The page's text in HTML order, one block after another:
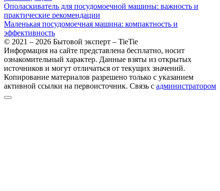
Ополаскиватель для посудомоечной машины: важность и
практические рекомендации
Маленькая посудомоечная машина: компактность и
эффективность
© 2021 – 2026 Бытовой эксперт – TieTie
Информация на сайте представлена бесплатно, носит
ознакомительный характер. Данные взяты из открытых
источников и могут отличаться от текущих значений.
Копирование материалов разрешено только с указанием
активной ссылки на первоисточник. Cвязь с администратором